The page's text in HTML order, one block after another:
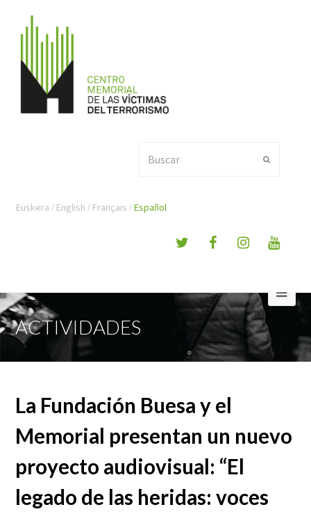
Enviar
Euskera English Français Español
ACTIVIDADES
La Fundación Buesa y el
Memorial presentan un nuevo
proyecto audiovisual: “El
legado de las heridas: voces